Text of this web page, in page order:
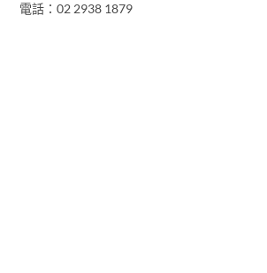
電話：02 2938 1879